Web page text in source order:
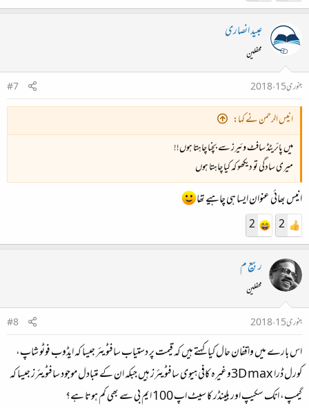
عبید انصاری
محفلین
جنوری 15، 2018
#7
انیس الرحمن نے کہا:
میں پائریٹڈ سافٹ وئیرز سے بچنا چاہتا ہوں!!
میری سادگی تو دیکھو کہ کیا چاہتا ہوں
انیس بھائی عنوان ایسا ہی چاہیے تھا
2
2
ربیع م
محفلین
جنوری 15، 2018
#8
اس بارے میں واقفان حال کیا کہتے ہیں کہ قیمت پر دستیاب سافٹویئر جیسا کہ ایڈوب فوٹو شاپ،
کورل ڈرا 3D maxوغیرہ کافی ہیوی سافٹویئرز ہیں جبکہ ان کے متبادل موجود سافٹویئرز جیسا کہ
گیمپ، انک سکیپ اور بلینڈر کا سیٹ اپ 100 ایم بی سے بھی کم ہوتا ہے؟